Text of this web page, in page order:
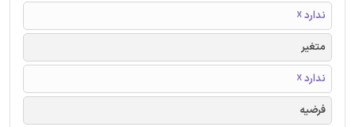
ندارد ☓
متغیر
ندارد ☓
فرضیه